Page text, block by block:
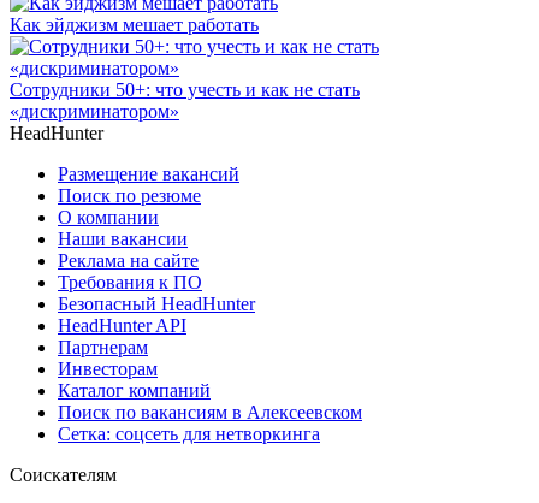
Как эйджизм мешает работать
Сотрудники 50+: что учесть и как не стать
«дискриминатором»
HeadHunter
Размещение вакансий
Поиск по резюме
О компании
Наши вакансии
Реклама на сайте
Требования к ПО
Безопасный HeadHunter
HeadHunter API
Партнерам
Инвесторам
Каталог компаний
Поиск по вакансиям в Алексеевском
Сетка: соцсеть для нетворкинга
Соискателям